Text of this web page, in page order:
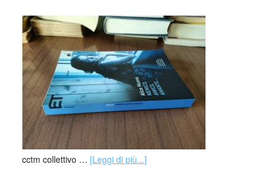
cctm collettivo … [Leggi di più...]